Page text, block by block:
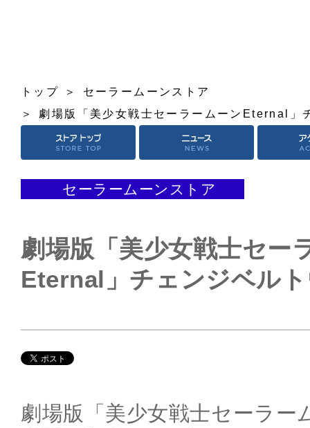
トップ
セーラームーンストア
劇場版「美少女戦士セーラームーンEternal」
セーラームーンストア
劇場版「美少女戦士セー
Eternal」チェンジベル
劇場版「美少女戦士セーラー